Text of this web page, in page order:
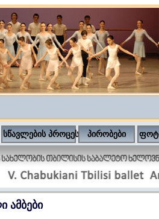
სწავლების პროცესი პირობები
ამბები